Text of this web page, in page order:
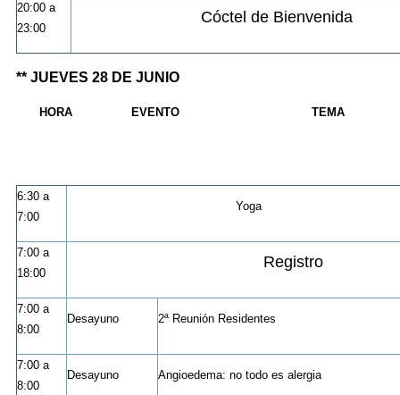
20:00 a
23:00
Cóctel de Bienvenida
** JUEVES 28 DE JUNIO
HORA EVENTO TEMA
6:30 a
7:00
Yoga
7:00 a
18:00
Registro
7:00 a
8:00
Desayuno 2ª Reunión Residentes
7:00 a
8:00
Desayuno Angioedema: no todo es alergia